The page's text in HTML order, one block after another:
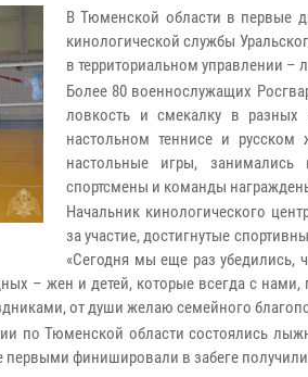
В Тюменской области в первые
кинологической службы
в территориальном управлении –
Более 80 военнослужащих
ловкость и смекалку в разных
настольном теннисе и
настольные игры, занимались
спортсмены и команды
Начальник кинологического
за участие, достигнутые
«Сегодня мы еще раз убедились,
– жен и детей, которые всегда с
от души желаю семейного
по Тюменской области состоялись
финишировали в забеге